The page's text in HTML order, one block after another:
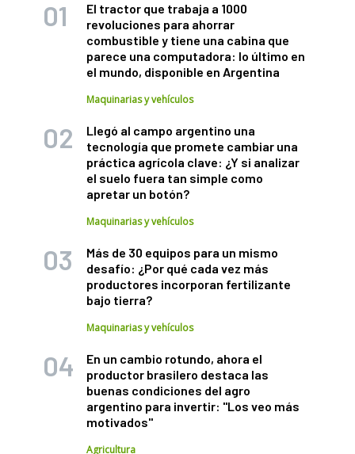
El tractor que trabaja a 1000
revoluciones para ahorrar
combustible y tiene una cabina que
parece una computadora: lo último en
el mundo, disponible en Argentina
Maquinarias y vehículos
Llegó al campo argentino una
tecnología que promete cambiar una
práctica agrícola clave: ¿Y si analizar
el suelo fuera tan simple como
apretar un botón?
Maquinarias y vehículos
Más de 30 equipos para un mismo
desafío: ¿Por qué cada vez más
productores incorporan fertilizante
bajo tierra?
Maquinarias y vehículos
En un cambio rotundo, ahora el
productor brasilero destaca las
buenas condiciones del agro
argentino para invertir: "Los veo más
motivados"
Agricultura